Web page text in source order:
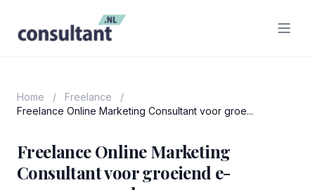
Home / Freelance
/
Freelance Online Marketing Consultant voor groe...
Freelance Online Marketing
Consultant voor groeiend e-